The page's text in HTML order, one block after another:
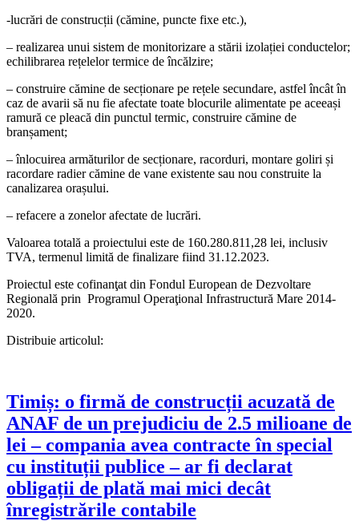
-lucrări de construcții (cămine, puncte fixe etc.),
– realizarea unui sistem de monitorizare a stării izolației conductelor;
echilibrarea rețelelor termice de încălzire;
– construire cămine de secționare pe rețele secundare, astfel încât în
caz de avarii să nu fie afectate toate blocurile alimentate pe aceeași
ramură ce pleacă din punctul termic, construire cămine de
branșament;
– înlocuirea armăturilor de secționare, racorduri, montare goliri și
racordare radier cămine de vane existente sau nou construite la
canalizarea orașului.
– refacere a zonelor afectate de lucrări.
Valoarea totală a proiectului este de 160.280.811,28 lei, inclusiv
TVA, termenul limită de finalizare fiind 31.12.2023.
Proiectul este cofinanţat din Fondul European de Dezvoltare
Regională prin Programul Operaţional Infrastructură Mare 2014-
2020.
Distribuie articolul:
Timiș: o firmă de construcții acuzată de
ANAF de un prejudiciu de 2.5 milioane de
lei – compania avea contracte în special
cu instituții publice – ar fi declarat
obligații de plată mai mici decât
înregistrările contabile